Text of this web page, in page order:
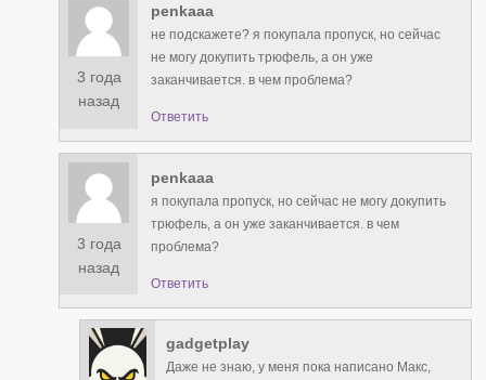
3 года
назад
penkaaa
не подскажете? я покупала пропуск, но сейчас
не могу докупить трюфель, а он уже
заканчивается. в чем проблема?
Ответить
3 года
назад
penkaaa
я покупала пропуск, но сейчас не могу докупить
трюфель, а он уже заканчивается. в чем
проблема?
Ответить
gadgetplay
Даже не знаю, у меня пока написано Макс,